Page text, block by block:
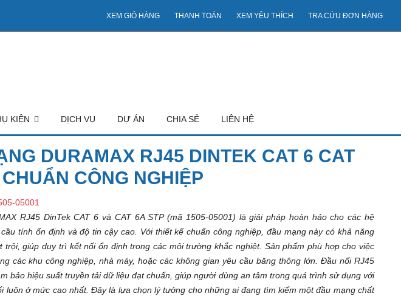
XEM GIỎ HÀNG THANH TOÁN XEM YÊU THÍCH TRA CỨU ĐƠN HÀNG
KIỆN DỊCH VỤ DỰ ÁN CHIA SẺ LIÊN HỆ
DURAMAX RJ45 DINTEK CAT 6 CAT
CÔNG NGHIỆP
05001
RJ45 DinTek CAT 6 và CAT 6A STP (mã 1505-05001) là giải pháp hoàn hảo cho các hệ
tính ổn định và độ tin cậy cao. Với thiết kế chuẩn công nghiệp, đầu mạng này có khả năng
trội, giúp duy trì kết nối ổn định trong các môi trường khắc nghiệt. Sản phẩm phù hợp cho việc
các khu công nghiệp, nhà máy, hoặc các không gian yêu cầu băng thông lớn. Đầu nối RJ45
bảo hiệu suất truyền tải dữ liệu đạt chuẩn, giúp người dùng an tâm trong quá trình sử dụng với
luôn ở mức cao nhất. Đây là lựa chọn lý tưởng cho những ai đang tìm kiếm một đầu mạng chất